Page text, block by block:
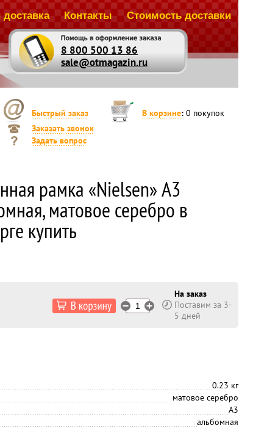
8 800 500 13 86
sale@otmagazin.ru
Контакты Стоимость доставки
Быстрый заказ В корзине: 0 покупок
Заказать звонок
Задать вопрос
рамка «Nielsen» А3
матовое серебро в
купить
На заказ
Поставим за 3-
5 дней
0.23 кг
матовое серебро
А3
альбомная